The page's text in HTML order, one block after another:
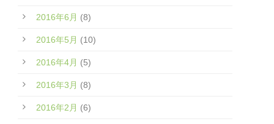
2016年6月 (8)
2016年5月 (10)
2016年4月 (5)
2016年3月 (8)
2016年2月 (6)